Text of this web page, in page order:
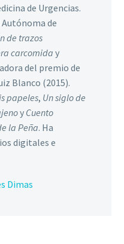
de Urgencias.
Autónoma de
de trazos
carcomida y
del premio de
Blanco (2015).
papeles, Un siglo de
y Cuento
la Peña. Ha
digitales e
Dimas